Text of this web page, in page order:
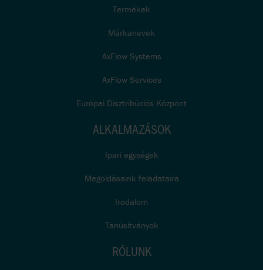
Termékek
Márkanevek
AxFlow Systems
AxFlow Services
Európai Disztribúciós Központ
ALKALMAZÁSOK
Ipari egységek
Megoldásaink feladataira
Irodalom
Tanúsítványok
RÓLUNK